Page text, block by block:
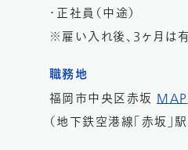
・正社員（中途）
※雇い入れ後、3ヶ月は
職務地
福岡市中央区赤坂 MAP
（地下鉄空港線「赤坂